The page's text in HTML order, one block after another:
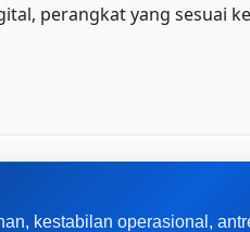
perangkat yang sesuai
kestabilan operasional,